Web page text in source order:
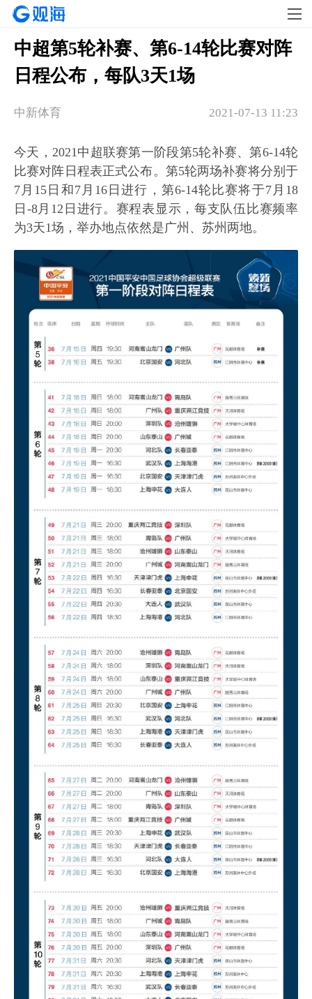
中超第5轮补赛、第6-14轮比赛对阵
日程公布，每队3天1场
2021-07-13 11:23
中新体育
今天，2021中超联赛第一阶段第5轮补赛、第6-14轮
比赛对阵日程表正式公布。第5轮两场补赛将分别于
7月15日和7月16日进行，第6-14轮比赛将于7月18
日-8月12日进行。赛程表显示，每支队伍比赛频率
为3天1场，举办地点依然是广州、苏州两地。